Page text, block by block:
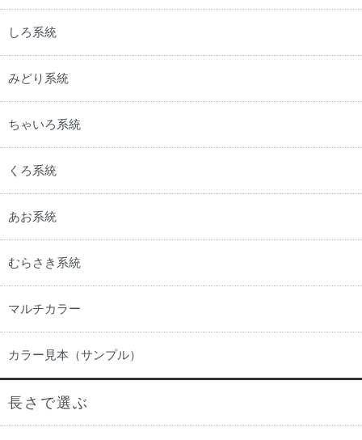
しろ系統
みどり系統
ちゃいろ系統
くろ系統
あお系統
むらさき系統
マルチカラー
カラー見本（サンプル）
長さで選ぶ